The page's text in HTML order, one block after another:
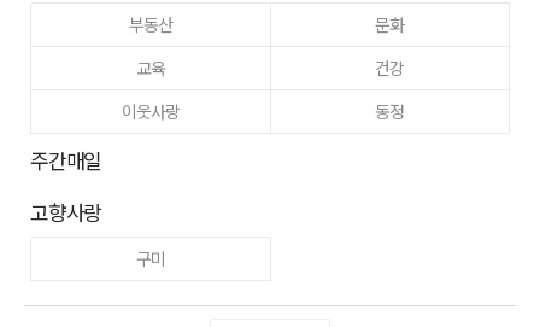
부동산
문화
교육
건강
이웃사랑
동정
주간매일
고향사랑
구미